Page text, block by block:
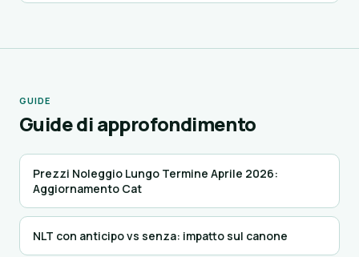
GUIDE
Guide di approfondimento
Prezzi Noleggio Lungo Termine Aprile 2026:
Aggiornamento Cat
NLT con anticipo vs senza: impatto sul canone